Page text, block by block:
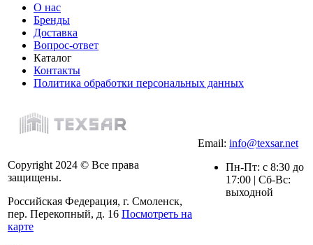
О нас
Бренды
Доставка
Вопрос-ответ
Каталог
Контакты
Политика обработки персональных данных
Copyright 2024 © Все права
защищены.
Российская Федерация, г. Смоленск,
пер. Перекопный, д. 16 Посмотреть на
карте
Email: info@texsar.net
Пн-Пт: с 8:30 до
17:00 | Сб-Вс:
выходной